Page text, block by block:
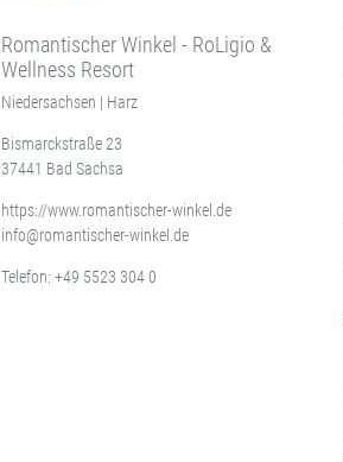
Romantischer Winkel - RoLigio &
Wellness Resort
Niedersachsen | Harz
Bismarckstraße 23
37441 Bad Sachsa
https://www.romantischer-winkel.de
info@romantischer-winkel.de
Telefon: +49 5523 304 0